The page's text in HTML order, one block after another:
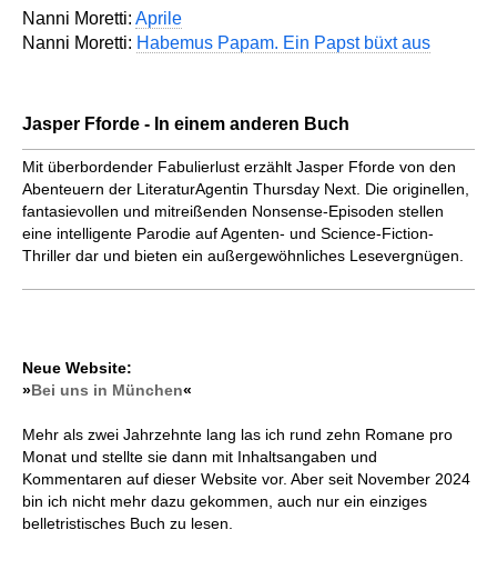
Nanni Moretti: Aprile
Nanni Moretti: Habemus Papam. Ein Papst büxt aus
Jasper Fforde - In einem anderen Buch
Mit überbordender Fabulierlust erzählt Jasper Fforde von den
Abenteuern der LiteraturAgentin Thursday Next. Die originellen,
fantasievollen und mitreißenden Nonsense-Episoden stellen
eine intelligente Parodie auf Agenten- und Science-Fiction-
Thriller dar und bieten ein außergewöhnliches Lesevergnügen.
Neue Website:
»Bei uns in München«
Mehr als zwei Jahrzehnte lang las ich rund zehn Romane pro
Monat und stellte sie dann mit Inhaltsangaben und
Kommentaren auf dieser Website vor. Aber seit November 2024
bin ich nicht mehr dazu gekommen, auch nur ein einziges
belletristisches Buch zu lesen.